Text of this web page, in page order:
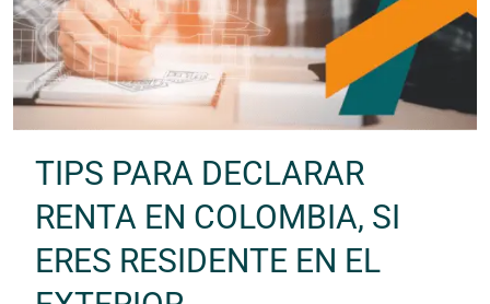
TIPS PARA DECLARAR
RENTA EN COLOMBIA, SI
ERES RESIDENTE EN EL